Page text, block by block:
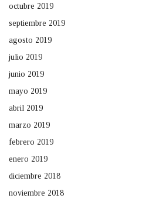
octubre 2019
septiembre 2019
agosto 2019
julio 2019
junio 2019
mayo 2019
abril 2019
marzo 2019
febrero 2019
enero 2019
diciembre 2018
noviembre 2018